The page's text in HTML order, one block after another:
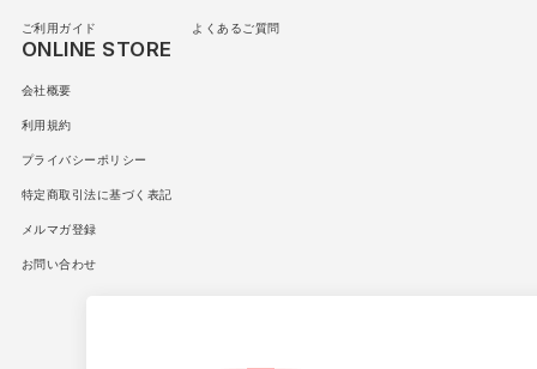
ご利用ガイド よくあるご質問
ONLINE STORE
会社概要
利用規約
プライバシーポリシー
特定商取引法に基づく表記
メルマガ登録
お問い合わせ